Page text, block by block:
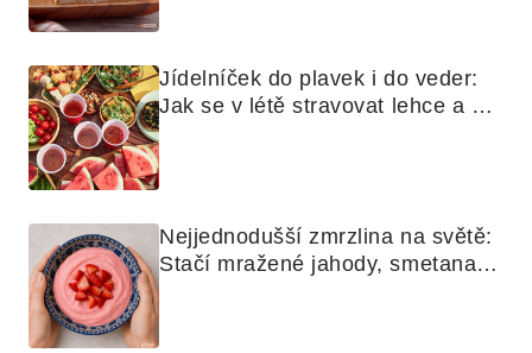
Jídelníček do plavek i do veder:
Jak se v létě stravovat lehce a
Nejjednodušší zmrzlina na světě:
Stačí mražené jahody, smetana a